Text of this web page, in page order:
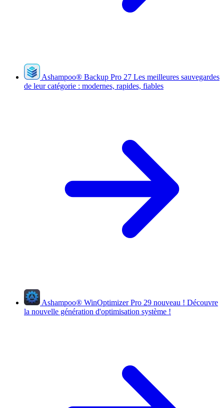
Ashampoo® Backup Pro 27 Les meilleures sauvegardes
de leur catégorie : modernes, rapides, fiables
Ashampoo® WinOptimizer Pro 29 nouveau ! Découvre
la nouvelle génération d'optimisation système !